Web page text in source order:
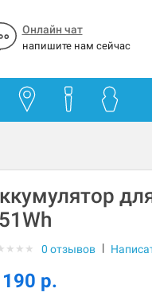
Онлайн чат
напишите нам сейчас
★ ★ ★ 0 отзывов |
р.